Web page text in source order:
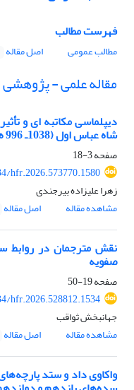
فهرست مطالب
مطالب عمومی اصل مقاله
مقاله علمی - پژوهشی
دیپلماسی مکاتبه ای و
شاه عباس اول (1038ـ 996 ه.ق)
صفحه3-18
hfr.2026.573770.1580
زهرا علیزاده بیرجندی
مشاهده مقاله
اصل مقاله
نقش مترجمان در روابط
صفویه
صفحه19-50
hfr.2026.528812.1534
جهانبخش ثواقب
مشاهده مقاله
اصل مقاله
واکاوی داد و ستد